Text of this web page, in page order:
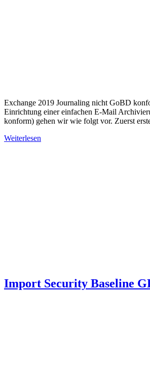
Exchange 2019 Journaling nicht GoBD
Einrichtung einer einfachen E-Mail
konform) gehen wir wie folgt vor. Zuerst
Weiterlesen
Import Security Baseline